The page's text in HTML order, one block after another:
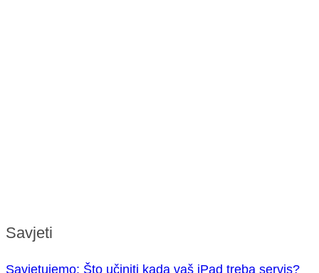
Savjeti
Savjetujemo: Što učiniti kada vaš iPad treba servis?